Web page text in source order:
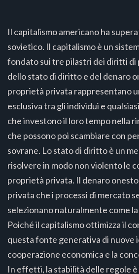
Il capitalismo americano ha
sovietico. Il capitalismo è un
fondato sui tre pilastri dei diritti di
dello stato di diritto e del denaro
proprietà privata rappresentano
esclusiva tra gli individui e
che investono il loro tempo nella
che possono poi scambiare con
sovrane. Lo stato di diritto è un
risolvere in modo non violento le
proprietà privata. Il denaro
privata che i processi di mercato
selezionano naturalmente come
Poiché il capitalismo ottimizza il
questa fonte generativa di nuove
cooperazione economica e la
In effetti, la stabilità delle regole